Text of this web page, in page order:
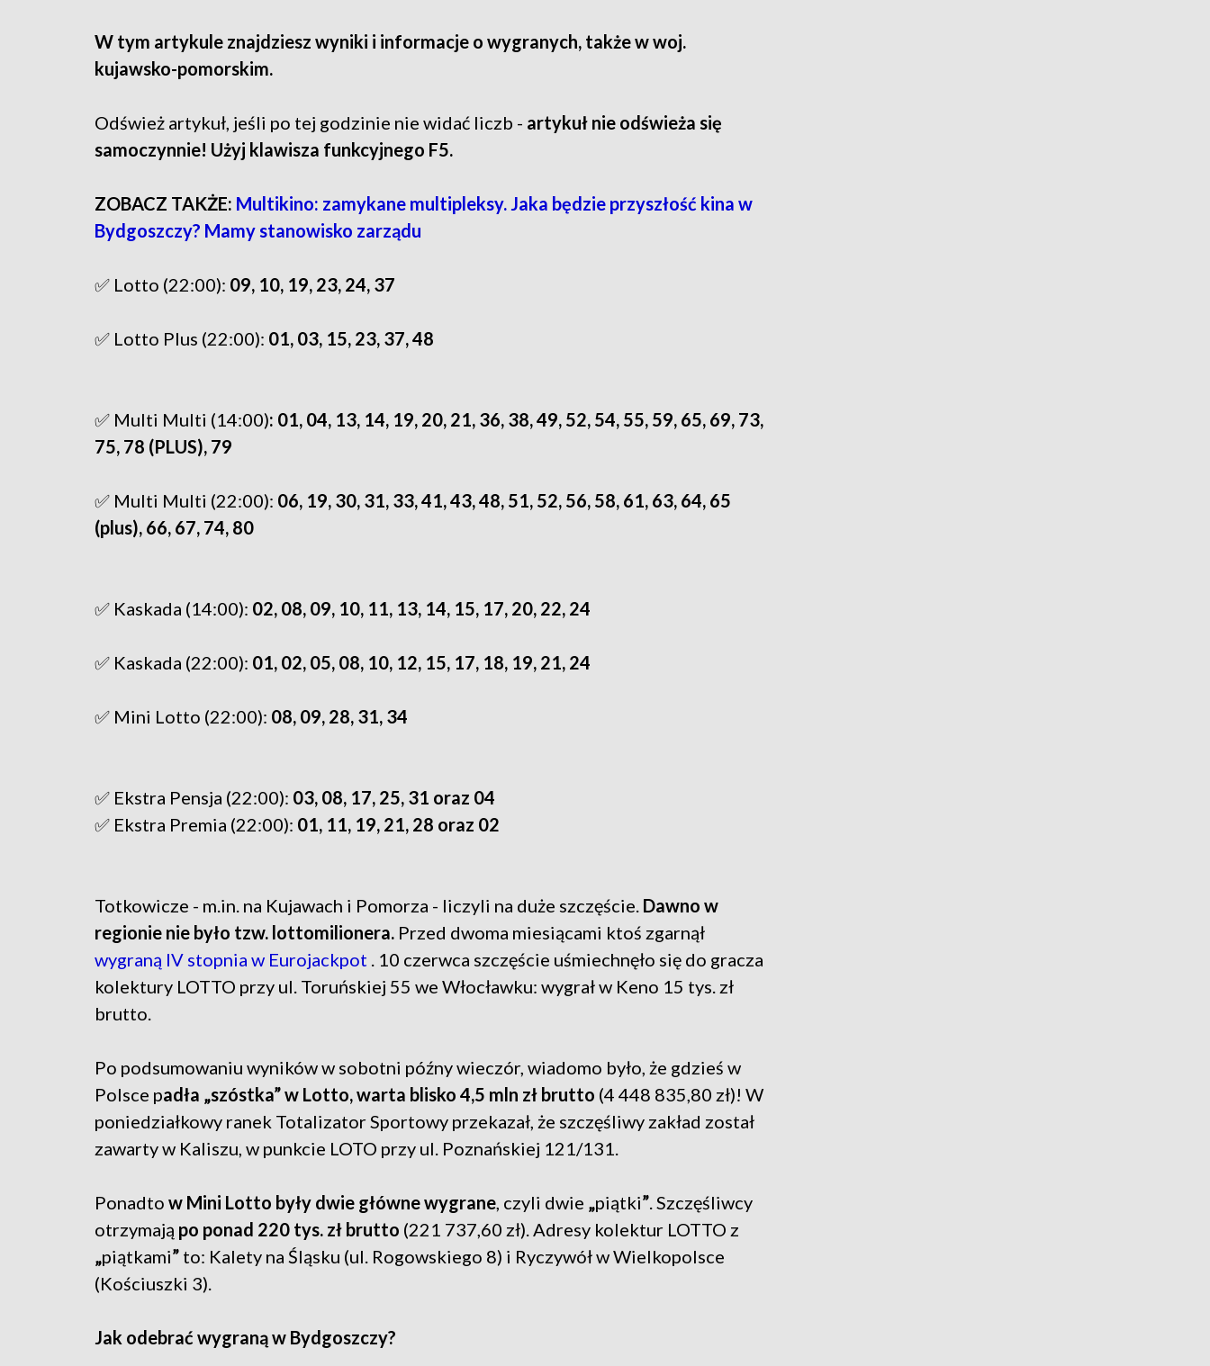
W tym artykule znajdziesz wyniki i informacje o wygranych, także w woj.
kujawsko-pomorskim.
Odśwież artykuł, jeśli po tej godzinie nie widać liczb - artykuł nie odświeża się
samoczynnie! Użyj klawisza funkcyjnego F5.
ZOBACZ TAKŻE: Multikino: zamykane multipleksy. Jaka będzie przyszłość kina w
Bydgoszczy? Mamy stanowisko zarządu
✅ Lotto (22:00): 09, 10, 19, 23, 24, 37
✅ Lotto Plus (22:00): 01, 03, 15, 23, 37, 48
✅ Multi Multi (14:00): 01, 04, 13, 14, 19, 20, 21, 36, 38, 49, 52, 54, 55, 59, 65, 69, 73,
75, 78 (PLUS), 79
✅ Multi Multi (22:00): 06, 19, 30, 31, 33, 41, 43, 48, 51, 52, 56, 58, 61, 63, 64, 65
(plus), 66, 67, 74, 80
✅ Kaskada (14:00): 02, 08, 09, 10, 11, 13, 14, 15, 17, 20, 22, 24
✅ Kaskada (22:00): 01, 02, 05, 08, 10, 12, 15, 17, 18, 19, 21, 24
✅ Mini Lotto (22:00): 08, 09, 28, 31, 34
✅ Ekstra Pensja (22:00): 03, 08, 17, 25, 31 oraz 04
✅ Ekstra Premia (22:00): 01, 11, 19, 21, 28 oraz 02
Totkowicze - m.in. na Kujawach i Pomorza - liczyli na duże szczęście. Dawno w
regionie nie było tzw. lottomilionera. Przed dwoma miesiącami ktoś zgarnął
wygraną IV stopnia w Eurojackpot . 10 czerwca szczęście uśmiechnęło się do gracza
kolektury LOTTO przy ul. Toruńskiej 55 we Włocławku: wygrał w Keno 15 tys. zł
brutto.
Po podsumowaniu wyników w sobotni późny wieczór, wiadomo było, że gdzieś w
Polsce padła „szóstka” w Lotto, warta blisko 4,5 mln zł brutto (4 448 835,80 zł)! W
poniedziałkowy ranek Totalizator Sportowy przekazał, że szczęśliwy zakład został
zawarty w Kaliszu, w punkcie LOTO przy ul. Poznańskiej 121/131.
Ponadto w Mini Lotto były dwie główne wygrane, czyli dwie „piątki”. Szczęśliwcy
otrzymają po ponad 220 tys. zł brutto (221 737,60 zł). Adresy kolektur LOTTO z
„piątkami” to: Kalety na Śląsku (ul. Rogowskiego 8) i Ryczywół w Wielkopolsce
(Kościuszki 3).
Jak odebrać wygraną w Bydgoszczy?